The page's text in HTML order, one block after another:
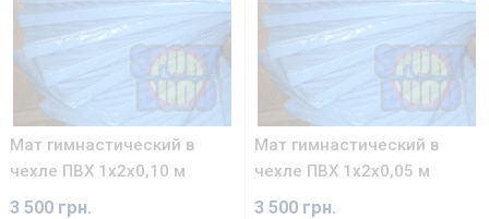
Мат гимнастический в
чехле ПВХ 1х2х0,10 м
3 500 грн.
Мат гимнастический в
чехле ПВХ 1х2х0,05 м
3 500 грн.